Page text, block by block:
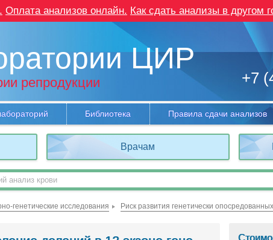
Оплата анализов онлайн. Как сдать анализы в другом
ЦИР
репродукции +7
Библиотека Правила сдачи анализов
Врачам
генетические исследования Риск развития генетически